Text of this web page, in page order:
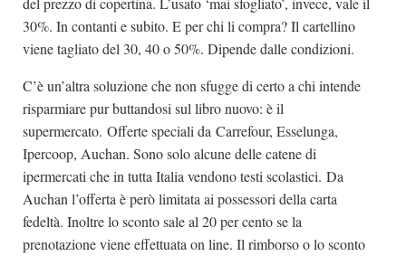
30%. In contanti e subito. E per chi li compra? Il cartellino
viene tagliato del 30, 40 o 50%. Dipende dalle condizioni.
C’è un’altra soluzione che non sfugge di certo a chi intende
risparmiare pur buttandosi sul libro nuovo: è il
supermercato. Offerte speciali da Carrefour, Esselunga,
Ipercoop, Auchan. Sono solo alcune delle catene di
ipermercati che in tutta Italia vendono testi scolastici. Da
Auchan l’offerta è però limitata ai possessori della carta
fedeltà. Inoltre lo sconto sale al 20 per cento se la
prenotazione viene effettuata on line. Il rimborso o lo sconto